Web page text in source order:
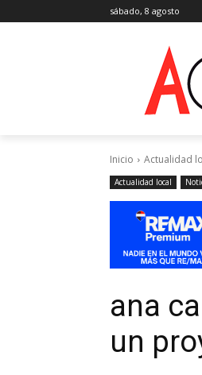
sábado, 8 agosto
Inicio Actualidad
Actualidad local
ana
un